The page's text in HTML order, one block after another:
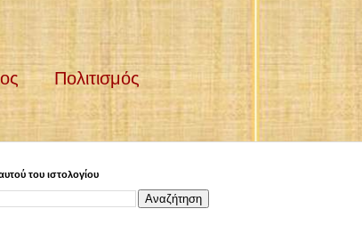
Πολιτισμός
του ιστολογίου